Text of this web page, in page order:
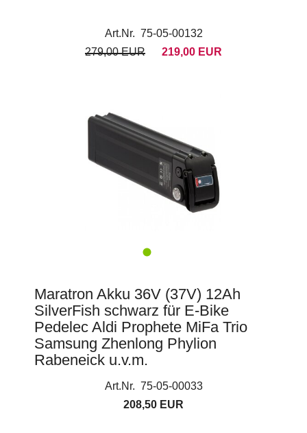
Art.Nr. 75-05-00132
279,00 EUR
219,00 EUR
Maratron Akku 36V (37V) 12Ah
SilverFish schwarz für E-Bike
Pedelec Aldi Prophete MiFa Trio
Samsung Zhenlong Phylion
Rabeneick u.v.m.
Art.Nr. 75-05-00033
208,50 EUR